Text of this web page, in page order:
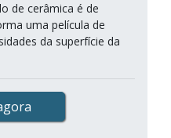
de cerâmica é de
uma película de
da superfície da